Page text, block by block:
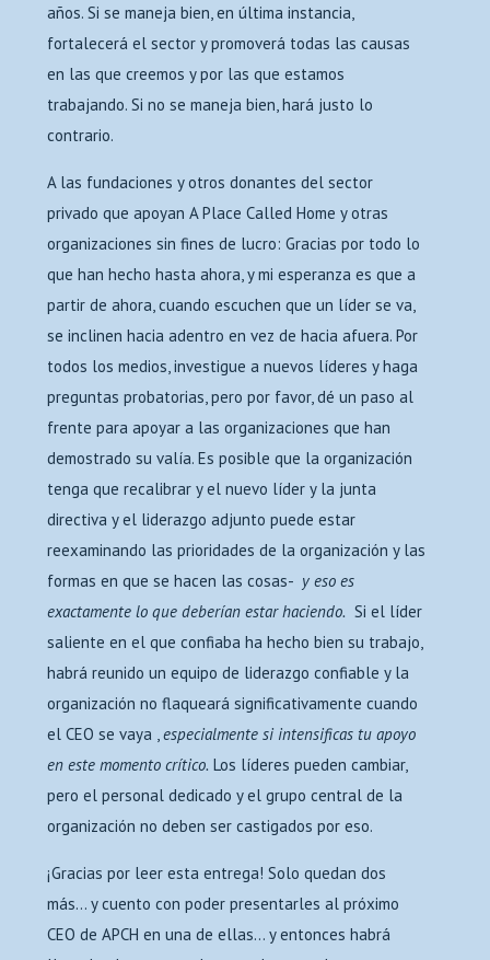
años. Si se maneja bien, en última instancia,
fortalecerá el sector y promoverá todas las causas
en las que creemos y por las que estamos
trabajando. Si no se maneja bien, hará justo lo
contrario.
A las fundaciones y otros donantes del sector
privado que apoyan A Place Called Home y otras
organizaciones sin fines de lucro: Gracias por todo lo
que han hecho hasta ahora, y mi esperanza es que a
partir de ahora, cuando escuchen que un líder se va,
se inclinen hacia adentro en vez de hacia afuera. Por
todos los medios, investigue a nuevos líderes y haga
preguntas probatorias, pero por favor, dé un paso al
frente para apoyar a las organizaciones que han
demostrado su valía. Es posible que la organización
tenga que recalibrar y el nuevo líder y la junta
directiva y el liderazgo adjunto puede estar
reexaminando las prioridades de la organización y las
formas en que se hacen las cosas- y eso es
exactamente lo que deberían estar haciendo. Si el líder
saliente en el que confiaba ha hecho bien su trabajo,
habrá reunido un equipo de liderazgo confiable y la
organización no flaqueará significativamente cuando
el CEO se vaya ,especialmente si intensificas tu apoyo
en este momento crítico. Los líderes pueden cambiar,
pero el personal dedicado y el grupo central de la
organización no deben ser castigados por eso.
¡Gracias por leer esta entrega! Solo quedan dos
más… y cuento con poder presentarles al próximo
CEO de APCH en una de ellas… y entonces habrá